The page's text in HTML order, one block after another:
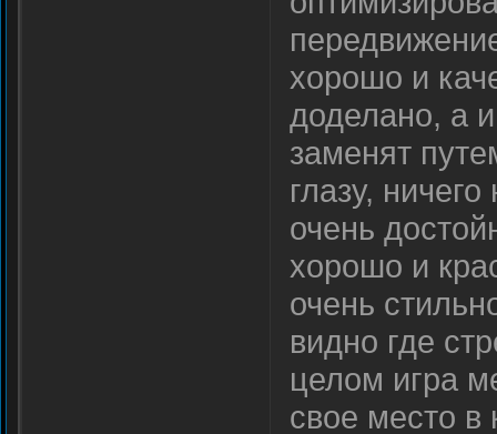
хорошо и
доделано, а
заменят
глазу,
очень
хорошо и
очень
видно где
целом игра
свое место в